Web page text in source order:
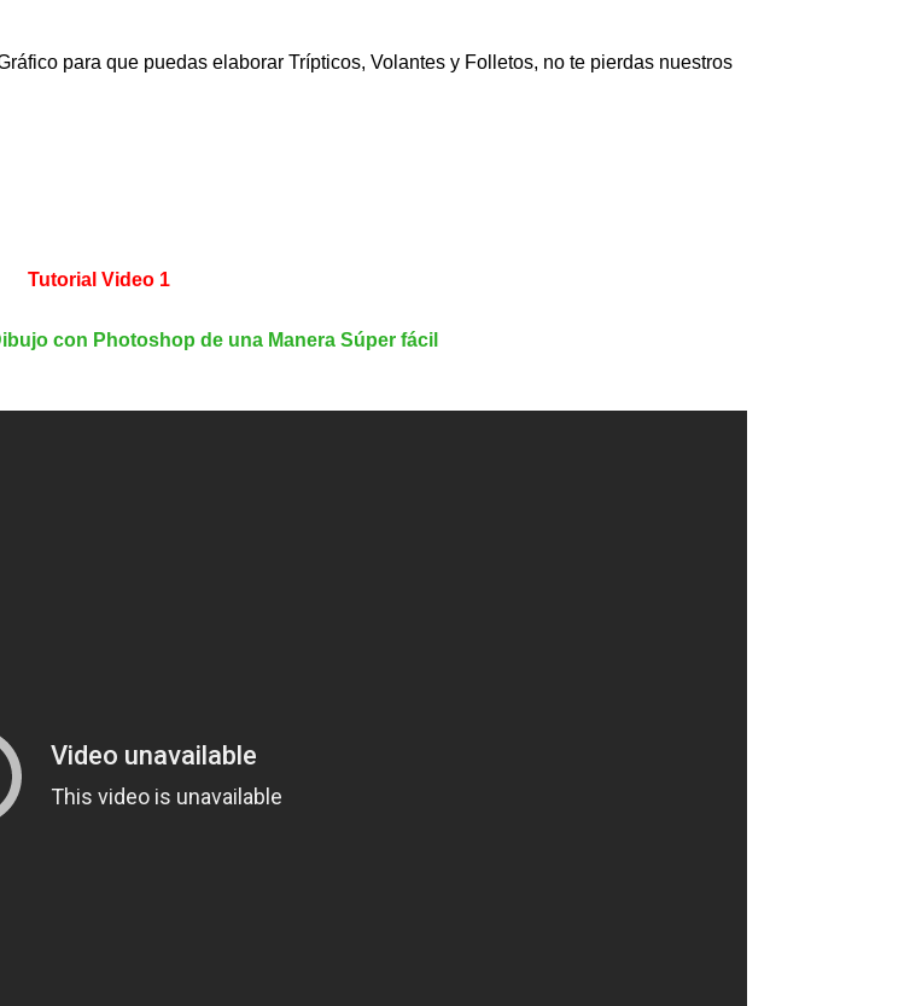
para que puedas elaborar Trípticos, Volantes y Folletos, no te pierdas nuestros
Tutorial Video 1
con Photoshop de una Manera Súper fácil